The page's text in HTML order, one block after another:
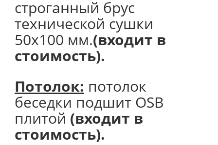
строганный брус
технической сушки
50х100 мм.(входит в
стоимость).
Потолок: потолок
беседки подшит OSB
плитой (входит в
стоимость).